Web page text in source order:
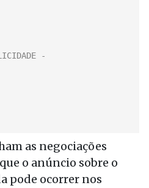
as negociações
o anúncio sobre o
pode ocorrer nos